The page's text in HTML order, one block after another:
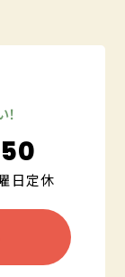
日定休